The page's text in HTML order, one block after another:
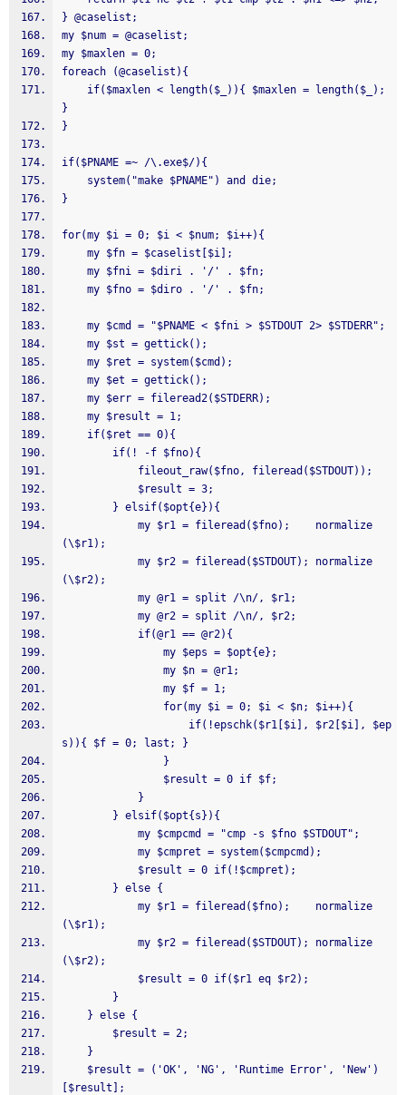
} @caselist;
my $num = @caselist;
my $maxlen = 0;
foreach (@caselist){
}
}
if($PNAME =~ /\.exe$/){
    system("make $PNAME") and die;
}
for(my $i = 0; $i < $num; $i++){
    my $fn = $caselist[$i];
    my $fni = $diri . '/' . $fn;
    my $fno = $diro . '/' . $fn;
    my $cmd = "$PNAME < $fni > $STDOUT 2> $STDERR";
    my $st = gettick();
    my $ret = system($cmd);
    my $et = gettick();
    my $err = fileread2($STDERR);
    my $result = 1;
    if($ret == 0){
        if(! -f $fno){
            fileout_raw($fno, fileread($STDOUT));
            $result = 3;
        } elsif($opt{e}){
(\$r1);
(\$r2);
            my @r1 = split /\n/, $r1;
            my @r2 = split /\n/, $r2;
            if(@r1 == @r2){
                my $eps = $opt{e};
                my $n = @r1;
                my $f = 1;
                for(my $i = 0; $i < $n; $i++){
s)){ $f = 0; last; }
                }
                $result = 0 if $f;
            }
        } elsif($opt{s}){
            my $cmpcmd = "cmp -s $fno $STDOUT";
            my $cmpret = system($cmpcmd);
            $result = 0 if(!$cmpret);
        } else {
(\$r1);
(\$r2);
            $result = 0 if($r1 eq $r2);
        }
    } else {
        $result = 2;
    }
[$result];